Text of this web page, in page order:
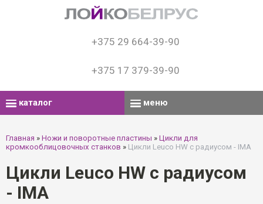
+375 29 664-39-90
+375 17 379-39-90
каталог меню
Главная » Ножи и поворотные пластины » Цикли для
кромкооблицовочных станков » Цикли Leuco HW с радиусом - IMA
Цикли Leuco HW с радиусом
- IMA